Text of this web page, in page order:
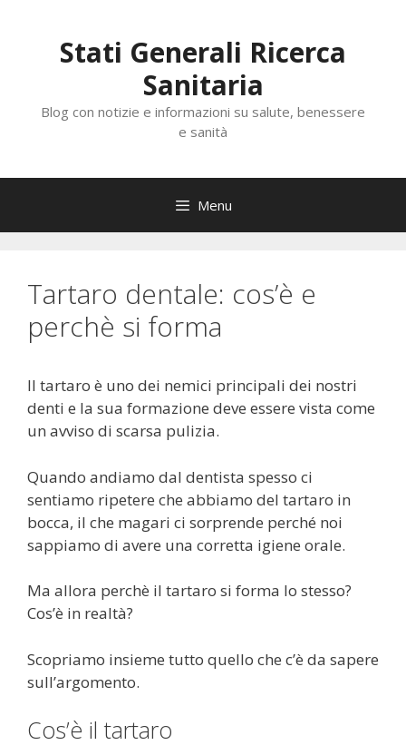
contenutoStati Generali Ricerca
Sanitaria
Blog con notizie e informazioni su salute, benessere
e sanità
Menu
Tartaro dentale: cos’è e
perchè si forma
Il tartaro è uno dei nemici principali dei nostri
denti e la sua formazione deve essere vista come
un avviso di scarsa pulizia.
Quando andiamo dal dentista spesso ci
sentiamo ripetere che abbiamo del tartaro in
bocca, il che magari ci sorprende perché noi
sappiamo di avere una corretta igiene orale.
Ma allora perchè il tartaro si forma lo stesso?
Cos’è in realtà?
Scopriamo insieme tutto quello che c’è da sapere
sull’argomento.
Cos’è il tartaro